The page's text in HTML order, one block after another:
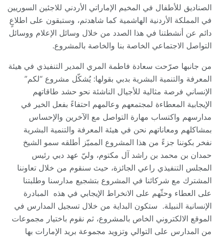
الصناديق للأطفال في المخيم الإماراتي الأردني للاجئين السوريين
في المملكة الأردنية الهاشمية كما شاهدتم، وستبقون على اطلاعٍ
دائم عن أنشطتنا في هذا الصدد من خلال وسائل الإعلام ووسائل
التواصل الاجتماعي الخاصة بنا والخاصة بالمشروع.
من جانبها صرّحت سعادة فاطمة المري المدير التنفيذي في هيئة
المعرفة والتنمية البشرية بدبي بقولها: يُشكّل مشروع “لكم”
الإنساني فرصة مثالية للأجيال الناشئة نحو حشد طاقاتهم
الإيجابية المعطاءة لمجتمعهم وعالمهم احتفاءً بفعل الخير في
مدارسهم واكتساب مهارة التواصل مع الآخرين والإحساس
بمشاكلهم ومعاناتهم نحن في هيئة المعرفة والتنمية البشرية
نفخر بكوننا جزءً من هذا المشروع المميّز أطلقه سمو الشيخ
حمدان بن محمد بن راشد آل مكتوم، وليّ عهد دبي رئيس
المجلس التنفيذي راعي الجائزة، حيث سنقوم من خلال تعاوننا
المشترك مع شركائنا في المشروع بتشجيع مدارسنا وطلبتنا
على العطاء وحثّهم على الانخراط الإيجابي في هذه المبادرة
الإنسانية النبيلة. ستكون البداية من خلال تسجيل المدارس في
الموقع الالكتروني الخاص بالمشروع، ثم نقوم باختيار مجموعات
من المدارس على التوالي وتزويد مجموعة بريد الإمارات بها